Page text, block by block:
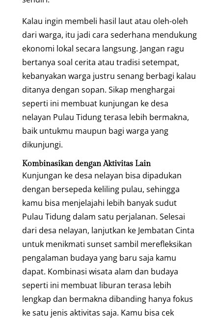
Kalau ingin membeli hasil laut atau oleh-oleh
dari warga, itu jadi cara sederhana mendukung
ekonomi lokal secara langsung. Jangan ragu
bertanya soal cerita atau tradisi setempat,
kebanyakan warga justru senang berbagi kalau
ditanya dengan sopan. Sikap menghargai
seperti ini membuat kunjungan ke desa
nelayan Pulau Tidung terasa lebih bermakna,
baik untukmu maupun bagi warga yang
dikunjungi.
Kombinasikan dengan Aktivitas Lain
Kunjungan ke desa nelayan bisa dipadukan
dengan bersepeda keliling pulau, sehingga
kamu bisa menjelajahi lebih banyak sudut
Pulau Tidung dalam satu perjalanan. Selesai
dari desa nelayan, lanjutkan ke Jembatan Cinta
untuk menikmati sunset sambil merefleksikan
pengalaman budaya yang baru saja kamu
dapat. Kombinasi wisata alam dan budaya
seperti ini membuat liburan terasa lebih
lengkap dan bermakna dibanding hanya fokus
ke satu jenis aktivitas saja. Kamu bisa cek